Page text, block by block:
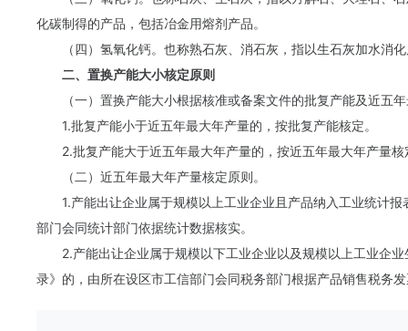
化碳制得的产品，包括冶金用熔剂产品。
（四）氢氧化钙。也称熟石灰、消石灰，指以生石灰加水消
二、置换产能大小核定原则
（一）置换产能大小根据核准或备案文件的批复产能及近五
1.批复产能小于近五年最大年产量的，按批复产能核定。
2.批复产能大于近五年最大年产量的，按近五年最大年产量
（二）近五年最大年产量核定原则。
1.产能出让企业属于规模以上工业企业且产品纳入工业统计
部门会同统计部门依据统计数据核实。
2.产能出让企业属于规模以下工业企业以及规模以上工业企
录》的，由所在设区市工信部门会同税务部门根据产品销售税务